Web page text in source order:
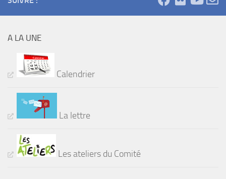
A LA UNE
Calendrier
La lettre
Les ateliers du Comité